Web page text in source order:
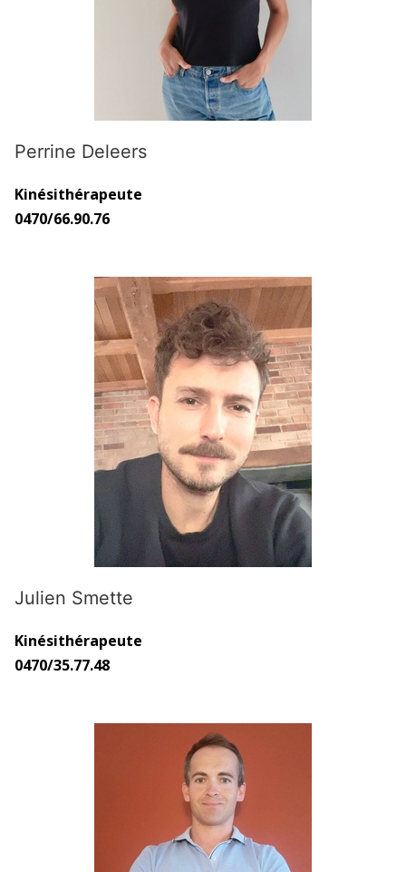
Perrine Deleers
Kinésithérapeute
0470/66.90.76
Julien Smette
Kinésithérapeute
0470/35.77.48